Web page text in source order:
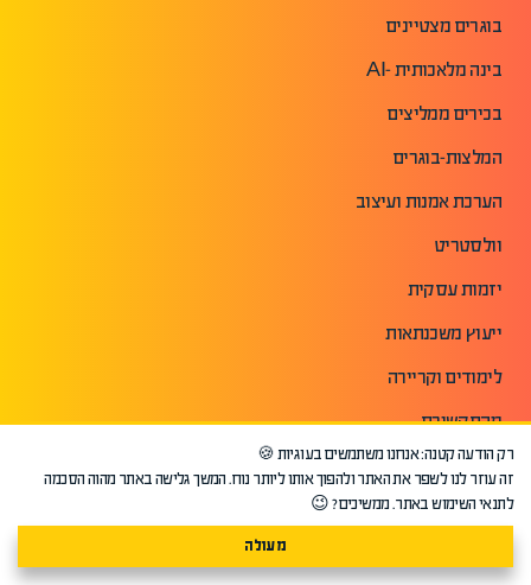
בוגרים מצטיינים
בינה מלאכותית -AI
בכירים ממליצים
המלצות-בוגרים
הערכת אמנות ועיצוב
וולסטריט
יזמות עסקית
ייעוץ משכנתאות
לימודים וקריירה
מהתקשורת
מטבעות דיגיטליים
מימון ופיננסים
רק הודעה קטנה: אנחנו משתמשים בעוגיות 🍪
זה עוזר לנו לשפר את האתר ולהפוך אותו ליותר נוח. המשך גלישה באתר מהוה הסכמה
לתנאי השימוש באתר. ממשיכים? 😉
מעולה